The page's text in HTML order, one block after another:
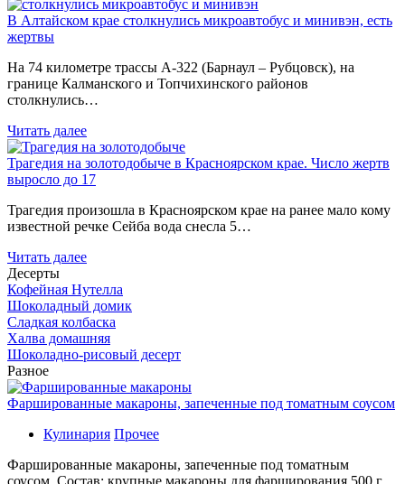
В Алтайском крае столкнулись микроавтобус и минивэн, есть
жертвы
На 74 километре трассы А-322 (Барнаул – Рубцовск), на
границе Калманского и Топчихинского районов
столкнулись…
Читать далее
Трагедия на золотодобыче в Красноярском крае. Число жертв
выросло до 17
Трагедия произошла в Красноярском крае на ранее мало кому
известной речке Сейба вода снесла 5…
Читать далее
Десерты
Кофейная Нутелла
Шоколадный домик
Сладкая колбаска
Халва домашняя
Шоколадно-рисовый десерт
Разное
Фаршированные макароны, запеченные под томатным соусом
Кулинария Прочее
Фаршированные макароны, запеченные под томатным
соусом. Состав: крупные макароны для фарширования 500 г